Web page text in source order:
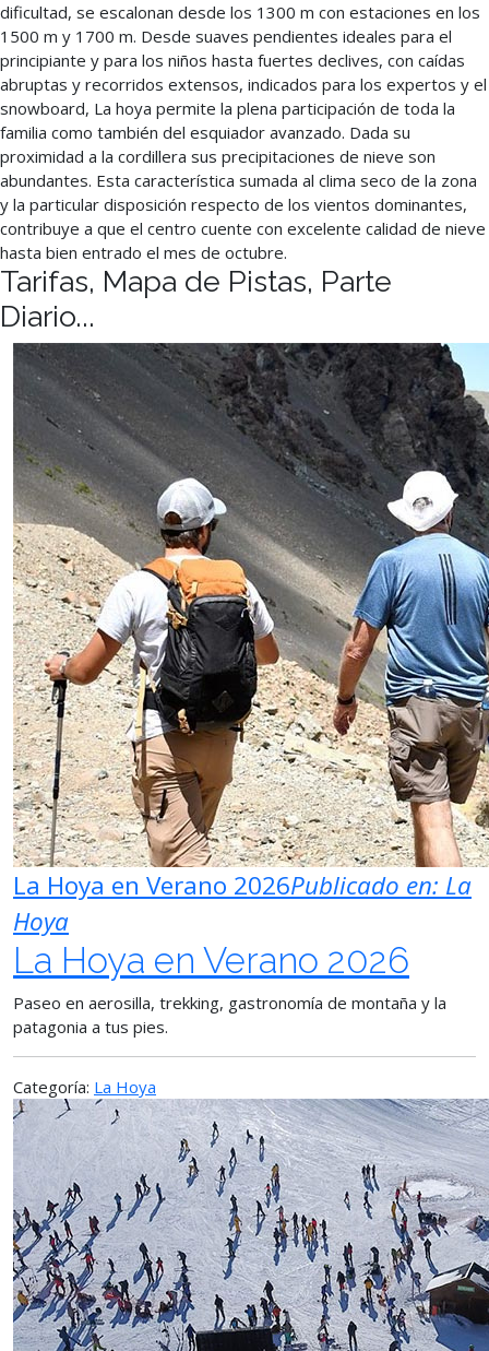
dificultad, se escalonan desde los 1300 m con estaciones en los
1500 m y 1700 m. Desde suaves pendientes ideales para el
principiante y para los niños hasta fuertes declives, con caídas
abruptas y recorridos extensos, indicados para los expertos y el
snowboard, La hoya permite la plena participación de toda la
familia como también del esquiador avanzado. Dada su
proximidad a la cordillera sus precipitaciones de nieve son
abundantes. Esta característica sumada al clima seco de la zona
y la particular disposición respecto de los vientos dominantes,
contribuye a que el centro cuente con excelente calidad de nieve
hasta bien entrado el mes de octubre.
Tarifas, Mapa de Pistas, Parte
Diario...
La Hoya en Verano 2026Publicado en: La
Hoya
La Hoya en Verano 2026
Paseo en aerosilla, trekking, gastronomía de montaña y la
patagonia a tus pies.
Categoría: La Hoya